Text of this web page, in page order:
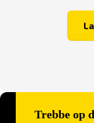
Trebbe op